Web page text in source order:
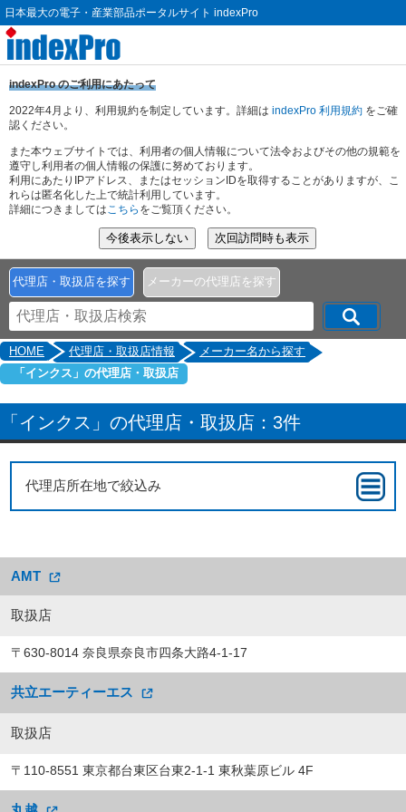
日本最大の電子・産業部品ポータルサイト indexPro
indexPro のご利用にあたって
2022年4月より、利用規約を制定しています。詳細は indexPro 利用規約 をご確
認ください。
また本ウェブサイトでは、利用者の個人情報について法令およびその他の規範を
遵守し利用者の個人情報の保護に努めております。
利用にあたりIPアドレス、またはセッションIDを取得することがありますが、こ
れらは匿名化した上で統計利用しています。
詳細につきましてはこちら をご覧頂ください。
代理店・取扱店を探す メーカーの代理店を探す
HOME 代理店・取扱店情報
メーカー名から探す
「インクス」の代理店・取扱店
「インクス」の代理店・取扱店：3件
代理店所在地で絞込み
AMT
取扱店
〒630-8014 奈良県奈良市四条大路4-1-17
共立エーティーエス
取扱店
〒110-8551 東京都台東区台東2-1-1 東秋葉原ビル 4F